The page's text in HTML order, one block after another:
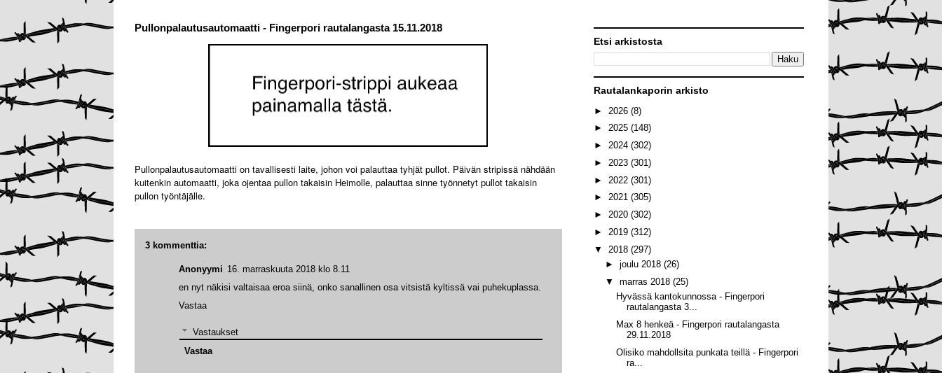
Pullonpalautusautomaatti - Fingerpori rautalangasta 15.11.2018
Pullonpalautusautomaatti on tavallisesti laite, johon voi palauttaa tyhjät pullot. Päivän stripissä nähdään
kuitenkin automaatti, joka ojentaa pullon takaisin Heimolle, palauttaa sinne työnnetyt pullot takaisin
pullon työntäjälle.
3 kommenttia:
Anonyymi 16. marraskuuta 2018 klo 8.11
en nyt näkisi valtaisaa eroa siinä, onko sanallinen osa vitsistä kyltissä vai puhekuplassa.
Vastaa
Vastaukset
Vastaa
Etsi arkistosta
Rautalankaporin arkisto
► 2026 (8)
► 2025 (148)
► 2024 (302)
► 2023 (301)
► 2022 (301)
► 2021 (305)
► 2020 (302)
► 2019 (312)
▼ 2018 (297)
► joulu 2018 (26)
▼ marras 2018 (25)
Hyvässä kantokunnossa - Fingerpori
rautalangasta 3...
Max 8 henkeä - Fingerpori rautalangasta
29.11.2018
Olisiko mahdollsita punkata teillä - Fingerpori
ra...